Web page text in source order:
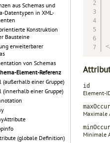
aus Schemas und
Datentypen in XML-
Konstruktion
Bausteine
erweiterbarer
von Schemas
Element-Referenz
(außerhalb einer Gruppe)
(innerhalb einer Gruppe)
(globale Definition)
id
Element-
Maximale
Minimale